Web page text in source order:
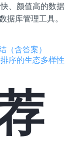
、颜值高的数据
据库管理工具。
（含答案）
序的生态多样性